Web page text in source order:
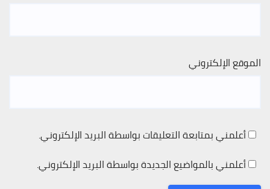
الموقع الإلكتروني
أعلمني بمتابعة التعليقات بواسطة البريد الإلكتروني.
أعلمني بالمواضيع الجديدة بواسطة البريد الإلكتروني.